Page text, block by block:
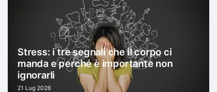
Stress: i tre segnali che il corpo ci
manda e perché è importante non
ignorarli
21 Lug 2026